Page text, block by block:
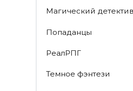
Магический детектив
Попаданцы
РеалРПГ
Темное фэнтези